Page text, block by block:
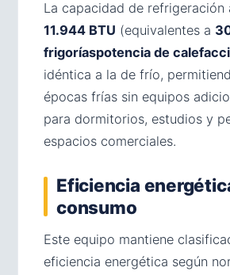
La capacidad de refrigeración
11.944 BTU (equivalentes a
frigoríaspotencia de
idéntica a la de frío,
épocas frías sin equipos
para dormitorios, estudios y
espacios comerciales.
Eficiencia
consumo
Este equipo mantiene
eficiencia energética según